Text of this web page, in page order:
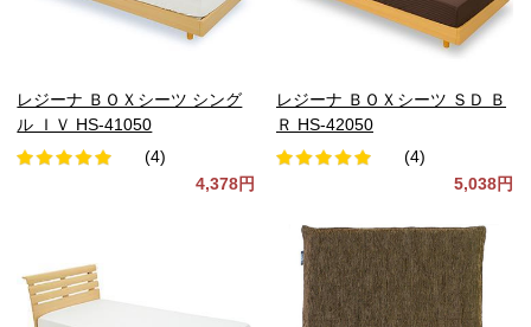
レジーナ ＢＯＸシーツ シング
ル ＩＶ HS-41050
(4)
4,378円
レジーナ ＢＯＸシーツ ＳＤ Ｂ
Ｒ HS-42050
(4)
5,038円